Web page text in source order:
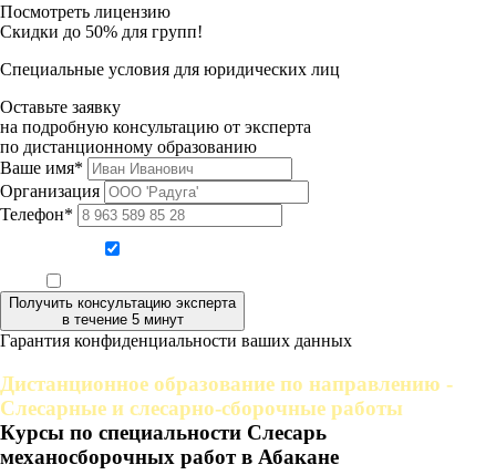
Посмотреть лицензию
Скидки до 50% для групп!
Специальные условия для юридических лиц
Оставьте заявку
на подробную консультацию от эксперта
по дистанционному образованию
Ваше имя*
Организация
Телефон*
Получить консультацию эксперта
в течение 5 минут
Гарантия конфиденциальности ваших данных
Дистанционное образование по направлению -
Слесарные и слесарно-сборочные работы
Курсы по специальности Слесарь
механосборочных работ в Абакане